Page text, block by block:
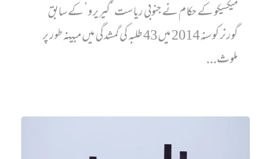
میکسیکو کے حکام نے جنوبی ریاست ’گیریرو‘ کے سابق
گورنر کو سنہ 2014 میں 43 طلبہ کی گمشدگی میں مبینہ طور پر
ملوث...